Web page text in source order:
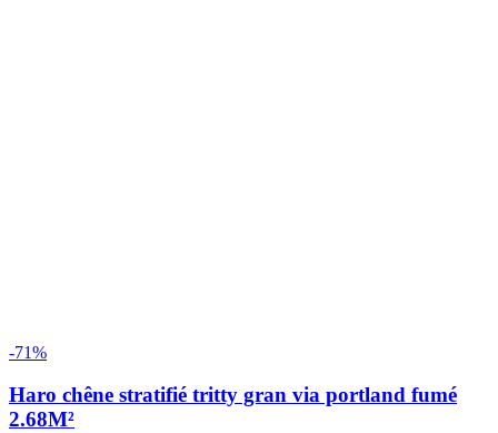
-71%
Haro chêne stratifié tritty gran via portland fumé
2.68M²